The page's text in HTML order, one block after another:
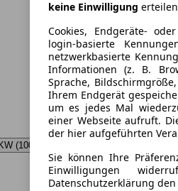
(100 PS) (Seit 2024/11)
keine Einwilligung
Cookies, Endgeräte-
login-basierte
netzwerkbasierte
Informationen (z. B.
Sprache,
Ihrem Endgerät
um es jedes Mal
einer Webseite aufruft.
der hier aufgeführten
Sie können Ihre
Einwilligungen
Datenschutzerklärung